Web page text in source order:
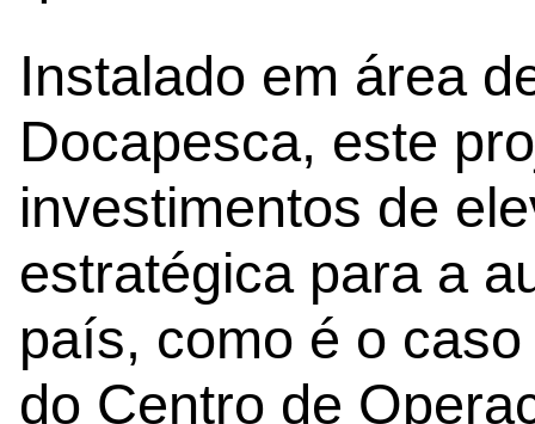
Instalado em área
Docapesca, este
investimentos de
estratégica para a
país, como é o
do Centro de